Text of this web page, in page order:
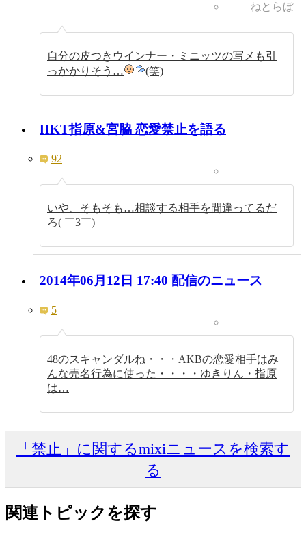
ねとらぼ
自分の皮つきウインナー・ミニッツの写メも引
っかかりそう…
(笑)
HKT指原&宮脇 恋愛禁止を語る
92
いや、そもそも…相談する相手を間違ってるだ
ろ( ￣3￣)
2014年06月12日 17:40 配信のニュース
5
48のスキャンダルね・・・AKBの恋愛相手はみ
んな売名行為に使った・・・・ゆきりん・指原
は…
「禁止」に関するmixiニュースを検索す
る
関連トピックを探す